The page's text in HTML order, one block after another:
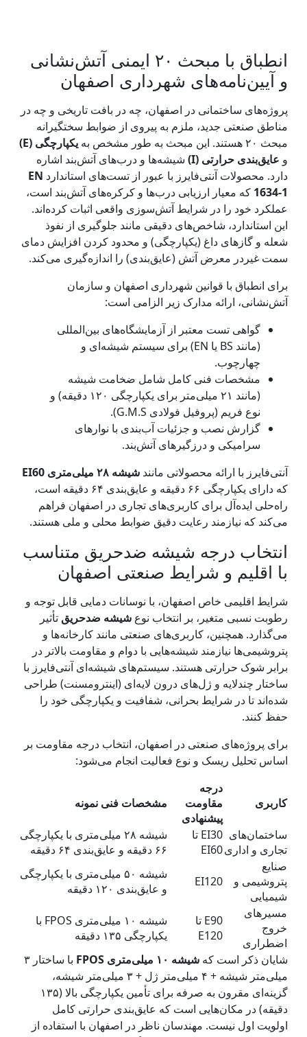
انطباق با مبحث ۲۰ ایمنی آتش‌نشانی
و آیین‌نامه‌های شهرداری اصفهان
پروژه‌های ساختمانی در اصفهان، چه در بافت تاریخی و چه در
مناطق صنعتی جدید، ملزم به پیروی از ضوابط سختگیرانه
مبحث ۲۰ هستند. این مبحث به طور مشخص به
یکپارچگی (E)
و عایق‌بندی حرارتی (I)
شیشه‌ها و درب‌های آتش‌بند اشاره
دارد. محصولات آنتی‌فایرز با عبور از تست‌های استاندارد EN
1634-1 که معیار ارزیابی درب‌ها و کرکره‌های آتش‌بند است،
عملکرد خود را در شرایط آتش‌سوزی واقعی اثبات کرده‌اند.
این استاندارد، شاخص‌های دقیقی مانند جلوگیری از نفوذ
شعله و گازهای داغ (یکپارچگی) و محدود کردن افزایش دمای
سمت غیردر معرض آتش (عایق‌بندی) را اندازه‌گیری می‌کند.
برای انطباق با قوانین شهرداری اصفهان و سازمان
آتش‌نشانی، ارائه مدارک زیر الزامی است:
گواهی تست معتبر از آزمایشگاه‌های بین‌المللی
(مانند BS یا EN) برای سیستم شیشه‌ای و
چهارچوب.
مشخصات فنی کامل شامل ضخامت شیشه
(مانند ۲۱ میلی‌متر برای یکپارچگی ۱۲۰ دقیقه) و
نوع فریم (پروفیل فولادی G.M.S).
گزارش نصب و جزئیات آب‌بندی با نوارهای
سرامیکی و درزگیرهای آتش‌بند.
آنتی‌فایرز با ارائه محصولاتی مانند شیشه ۲۸ میلی‌متری EI60
که دارای یکپارچگی ۶۶ دقیقه و عایق‌بندی ۶۴ دقیقه است،
راه‌حلی ایده‌آل برای کاربری‌های تجاری در اصفهان فراهم
می‌کند که نیازمند رعایت دقیق ضوابط محلی و ملی هستند.
انتخاب درجه شیشه ضدحریق متناسب
با اقلیم و شرایط صنعتی اصفهان
شرایط اقلیمی خاص اصفهان، با نوسانات دمایی قابل توجه و
رطوبت نسبی متغیر، بر انتخاب نوع شیشه ضدحریق تأثیر
می‌گذارد. همچنین، کاربری‌های صنعتی مانند کارخانه‌ها و
پتروشیمی‌ها نیازمند شیشه‌هایی با دوام و مقاومت بالاتر در
برابر شوک حرارتی هستند. سیستم‌های شیشه‌ای آنتی‌فایرز با
ساختار چندلایه و ژل‌های درون لایه‌ای (اینترومسنت) طراحی
شده‌اند تا در شرایط بحرانی، شفافیت و یکپارچگی خود را
حفظ کنند.
برای پروژه‌های صنعتی در اصفهان، انتخاب درجه مقاومت بر
اساس تحلیل ریسک و نوع فعالیت انجام می‌شود:
کاربری
درجه
مقاومت
پیشنهادی
مشخصات فنی نمونه
ساختمان‌های
تجاری و اداری
EI30 تا
EI60
شیشه ۲۸ میلی‌متری با یکپارچگی
۶۶ دقیقه و عایق‌بندی ۶۴ دقیقه
صنایع
پتروشیمی و
شیمیایی
EI120
شیشه ۵۰ میلی‌متری با یکپارچگی
و عایق‌بندی ۱۲۰ دقیقه
مسیرهای
خروج
اضطراری
E90 تا
E120
شیشه ۱۰ میلی‌متری FPOS با
یکپارچگی ۱۳۵ دقیقه
شایان ذکر است که شیشه ۱۰ میلی‌متری FPOS
با ساختار ۳
میلی‌متر شیشه + ۴ میلی‌متر ژل + ۳ میلی‌متر شیشه،
گزینه‌ای مقرون به صرفه برای تأمین یکپارچگی بالا (۱۳۵
دقیقه) در مکان‌هایی است که عایق‌بندی حرارتی کامل
اولویت اول نیست. مهندسان ناظر در اصفهان با استفاده از